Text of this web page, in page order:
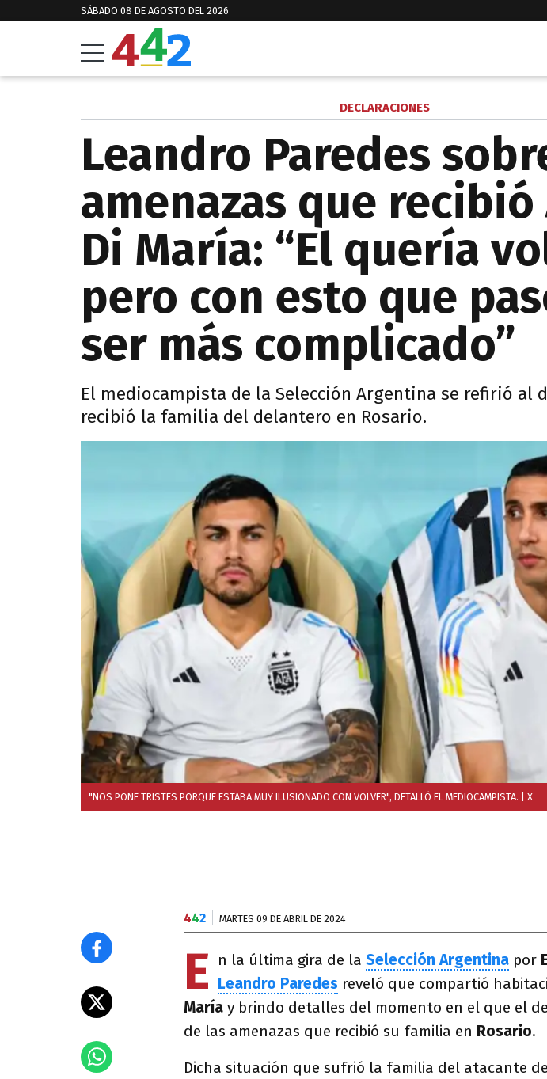
SÁBADO 08 DE AGOSTO DEL 2026
DECLARACIONES
Leandro Paredes
amenazas que recibió
Di María: “El quería
pero con esto que
ser más complicado”
El mediocampista de la Selección Argentina se refirió al
recibió la familia del delantero en Rosario.
"NOS PONE TRISTES PORQUE ESTABA MUY ILUSIONADO CON VOLVER", DETALLÓ EL MEDIOCAMPISTA. | X
442 MARTES 09 DE ABRIL DE 2024
E n la última gira de la Selección Argentina por
Leandro Paredes reveló que compartió
María y brindo detalles del momento en el que el
de las amenazas que recibió su familia en Rosario.
Dicha situación que sufrió la familia del atacante